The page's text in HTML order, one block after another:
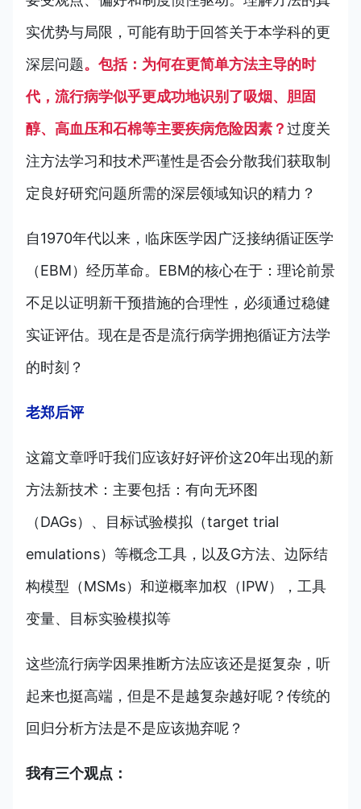
实优势与局限，可能有助于回答关于本学科的更
深层问题。包括：为何在更简单方法主导的时
代，流行病学似乎更成功地识别了吸烟、胆固
醇、高血压和石棉等主要疾病危险因素？过度关
注方法学习和技术严谨性是否会分散我们获取制
定良好研究问题所需的深层领域知识的精力？
自1970年代以来，临床医学因广泛接纳循证医学
（EBM）经历革命。EBM的核心在于：理论前景
不足以证明新干预措施的合理性，必须通过稳健
实证评估。现在是否是流行病学拥抱循证方法学
的时刻？
老郑后评
这篇文章呼吁我们应该好好评价这20年出现的新
方法新技术：主要包括：有向无环图
（DAGs）、目标试验模拟（target trial
emulations）等概念工具，以及G方法、边际结
构模型（MSMs）和逆概率加权（IPW），工具
变量、目标实验模拟等
这些流行病学因果推断方法应该还是挺复杂，听
起来也挺高端，但是不是越复杂越好呢？传统的
回归分析方法是不是应该抛弃呢？
我有三个观点：